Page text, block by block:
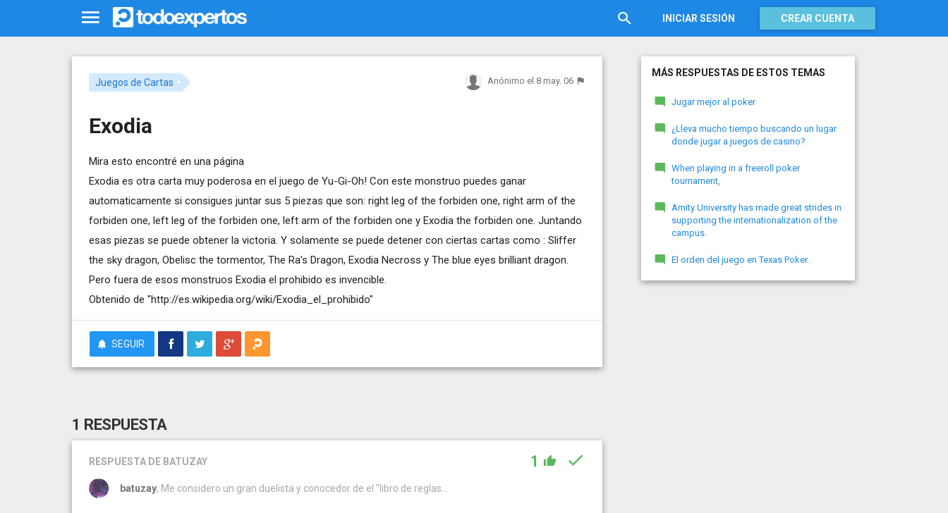
INICIAR SESIÓN CREAR CUENTA
Juegos de Cartas Anónimo el 8 may. 06
Exodia
Mira esto encontré en una página
Exodia es otra carta muy poderosa en el juego de Yu-Gi-Oh! Con este monstruo puedes ganar
automaticamente si consigues juntar sus 5 piezas que son: right leg of the forbiden one, right arm of the
forbiden one, left leg of the forbiden one, left arm of the forbiden one y Exodia the forbiden one. Juntando
esas piezas se puede obtener la victoria. Y solamente se puede detener con ciertas cartas como : Sliffer
the sky dragon, Obelisc the tormentor, The Ra's Dragon, Exodia Necross y The blue eyes brilliant dragon.
Pero fuera de esos monstruos Exodia el prohibido es invencible.
Obtenido de "http://es.wikipedia.org/wiki/Exodia_el_prohibido"
SEGUIR
1 RESPUESTA
RESPUESTA DE BATUZAY 1
batuzay, Me considero un gran duelista y conocedor de el "libro de reglas...
MÁS RESPUESTAS DE ESTOS TEMAS
Jugar mejor al poker
¿Lleva mucho tiempo buscando un lugar
donde jugar a juegos de casino?
When playing in a freeroll poker
tournament,
Amity University has made great strides in
supporting the internationalization of the
campus.
El orden del juego en Texas Poker.